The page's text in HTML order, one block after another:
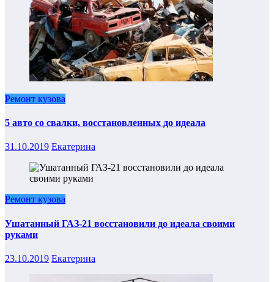
Ремонт кузова
5 авто со свалки, восстановленных до идеала
31.10.2019 Екатерина
Ремонт кузова
Ушатанный ГАЗ-21 восстановили до идеала своими
руками
23.10.2019 Екатерина